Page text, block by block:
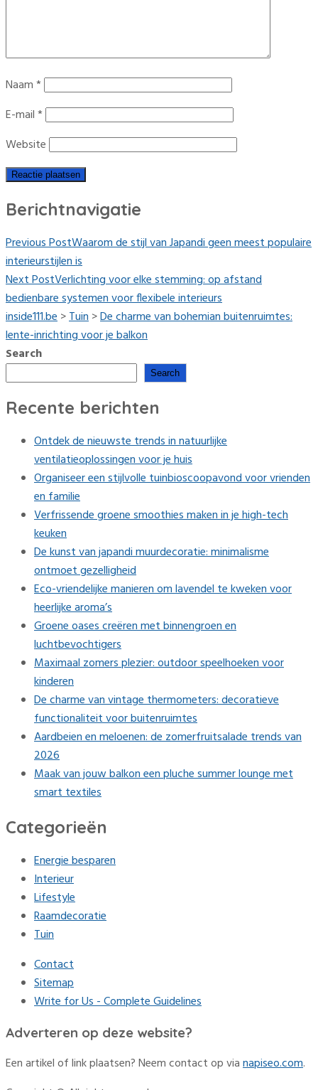
Naam*
E-mail*
Website
Berichtnavigatie
Previous PostWaarom de stijl van Japandi geen meest populaire
interieurstijlen is
Next PostVerlichting voor elke stemming: op afstand
bedienbare systemen voor flexibele interieurs
inside111.be>Tuin>De charme van bohemian buitenruimtes:
lente-inrichting voor je balkon
Search
Search
Recente berichten
Ontdek de nieuwste trends in natuurlijke
ventilatieoplossingen voor je huis
Organiseer een stijlvolle tuinbioscoopavond voor vrienden
en familie
Verfrissende groene smoothies maken in je high-tech
keuken
De kunst van japandi muurdecoratie: minimalisme
ontmoet gezelligheid
Eco-vriendelijke manieren om lavendel te kweken voor
heerlijke aroma’s
Groene oases creëren met binnengroen en
luchtbevochtigers
Maximaal zomers plezier: outdoor speelhoeken voor
kinderen
De charme van vintage thermometers: decoratieve
functionaliteit voor buitenruimtes
Aardbeien en meloenen: de zomerfruitsalade trends van
2026
Maak van jouw balkon een pluche summer lounge met
smart textiles
Categorieën
Energie besparen
Interieur
Lifestyle
Raamdecoratie
Tuin
Contact
Sitemap
Write for Us - Complete Guidelines
Adverteren op deze website?
Een artikel of link plaatsen? Neem contact op vianapiseo.com.